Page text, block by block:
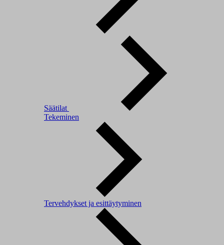
Säätilat
Tekeminen
Tervehdykset ja esittäytyminen